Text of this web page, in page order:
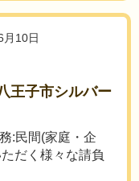
月10日
王子市シルバー
:民間(家庭・企
だく様々な請負